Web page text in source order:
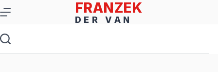
Inhalt